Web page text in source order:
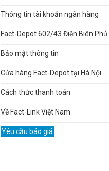
Thông tin tài khoản ngân hàng
Fact-Depot 602/43 Điện Biên Phủ
Bảo mật thông tin
Cửa hàng Fact-Depot tại Hà Nội
Cách thức thanh toán
Về Fact-Link Việt Nam
Yêu cầu báo giá